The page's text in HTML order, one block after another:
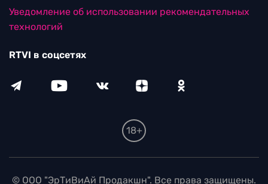
Уведомление об использовании рекомендательных
технологий
RTVI в соцсетях
18+
© ООО "ЭрТиВиАй Продакшн". Все права защищены.